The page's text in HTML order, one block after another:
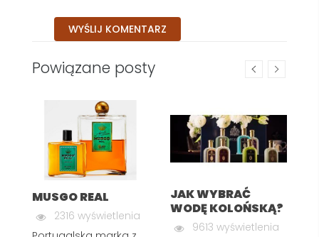
Powiązane posty
MUSGO REAL
2316 wyświetlenia
JAK WYBRAĆ
WODĘ KOLOŃSKĄ?
9613 wyświetlenia